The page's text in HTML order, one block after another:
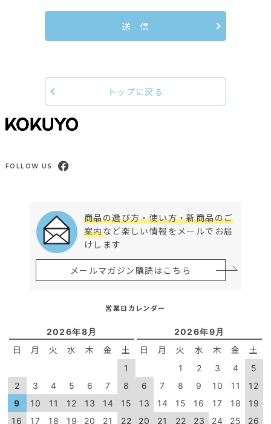
送 信
トップに戻る
FOLLOW US
商品の選び方・使い方・新商品のご
案内など楽しい情報をメールでお届
けします
メールマガジン購読はこちら
営業日カレンダー
2026年8月
日 月 火 水 木 金 土
1
2
3 4 5 6 7
8
9
10 11 12 13 14
15
16
17 18 19 20 21
22
2026年9月
日 月 火 水 木 金 土
1 2 3 4
5
6
7 8 9 10 11
12
13
14 15 16 17 18
19
20
21 22 23 24 25
26